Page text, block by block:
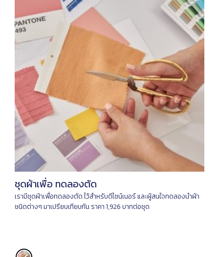
ชุดผ้าเพื่อ ทดลองตัด
เรามีชุดผ้าเพื่อทดลองตัด ไว้สำหรับดีไซน์เนอร์ และผู้สนใจทดลองนำผ้า
ชนิดต่างๆ มาเปรียบเทียบกัน ราคา 1,926 บาทต่อชุด